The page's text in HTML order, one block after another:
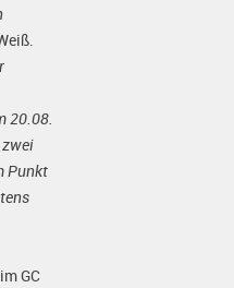
20.08.
Punkt
GC